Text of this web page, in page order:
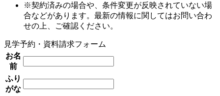
※契約済みの場合や、条件変更が反映されていない場
合などがあります。最新の情報に関してはお問い合わ
せの上、ご確認ください。
見学予約・資料請求フォーム
お名
前
ふり
がな